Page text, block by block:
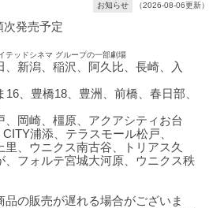
お知らせ （2026-08-06更新）
次発売予定
テッドシネマ グループの一部劇場
新潟、稲沢、阿久比、長崎、入
、豊橋18、豊洲、前橋、春日部、
、岡崎、橿原、アクアシティお台
浦添、テラスモール松戸、
、ウニクス南古谷、トリアス久
、フォルテ宮城大河原、ウニクス秩
の販売が遅れる場合がございま